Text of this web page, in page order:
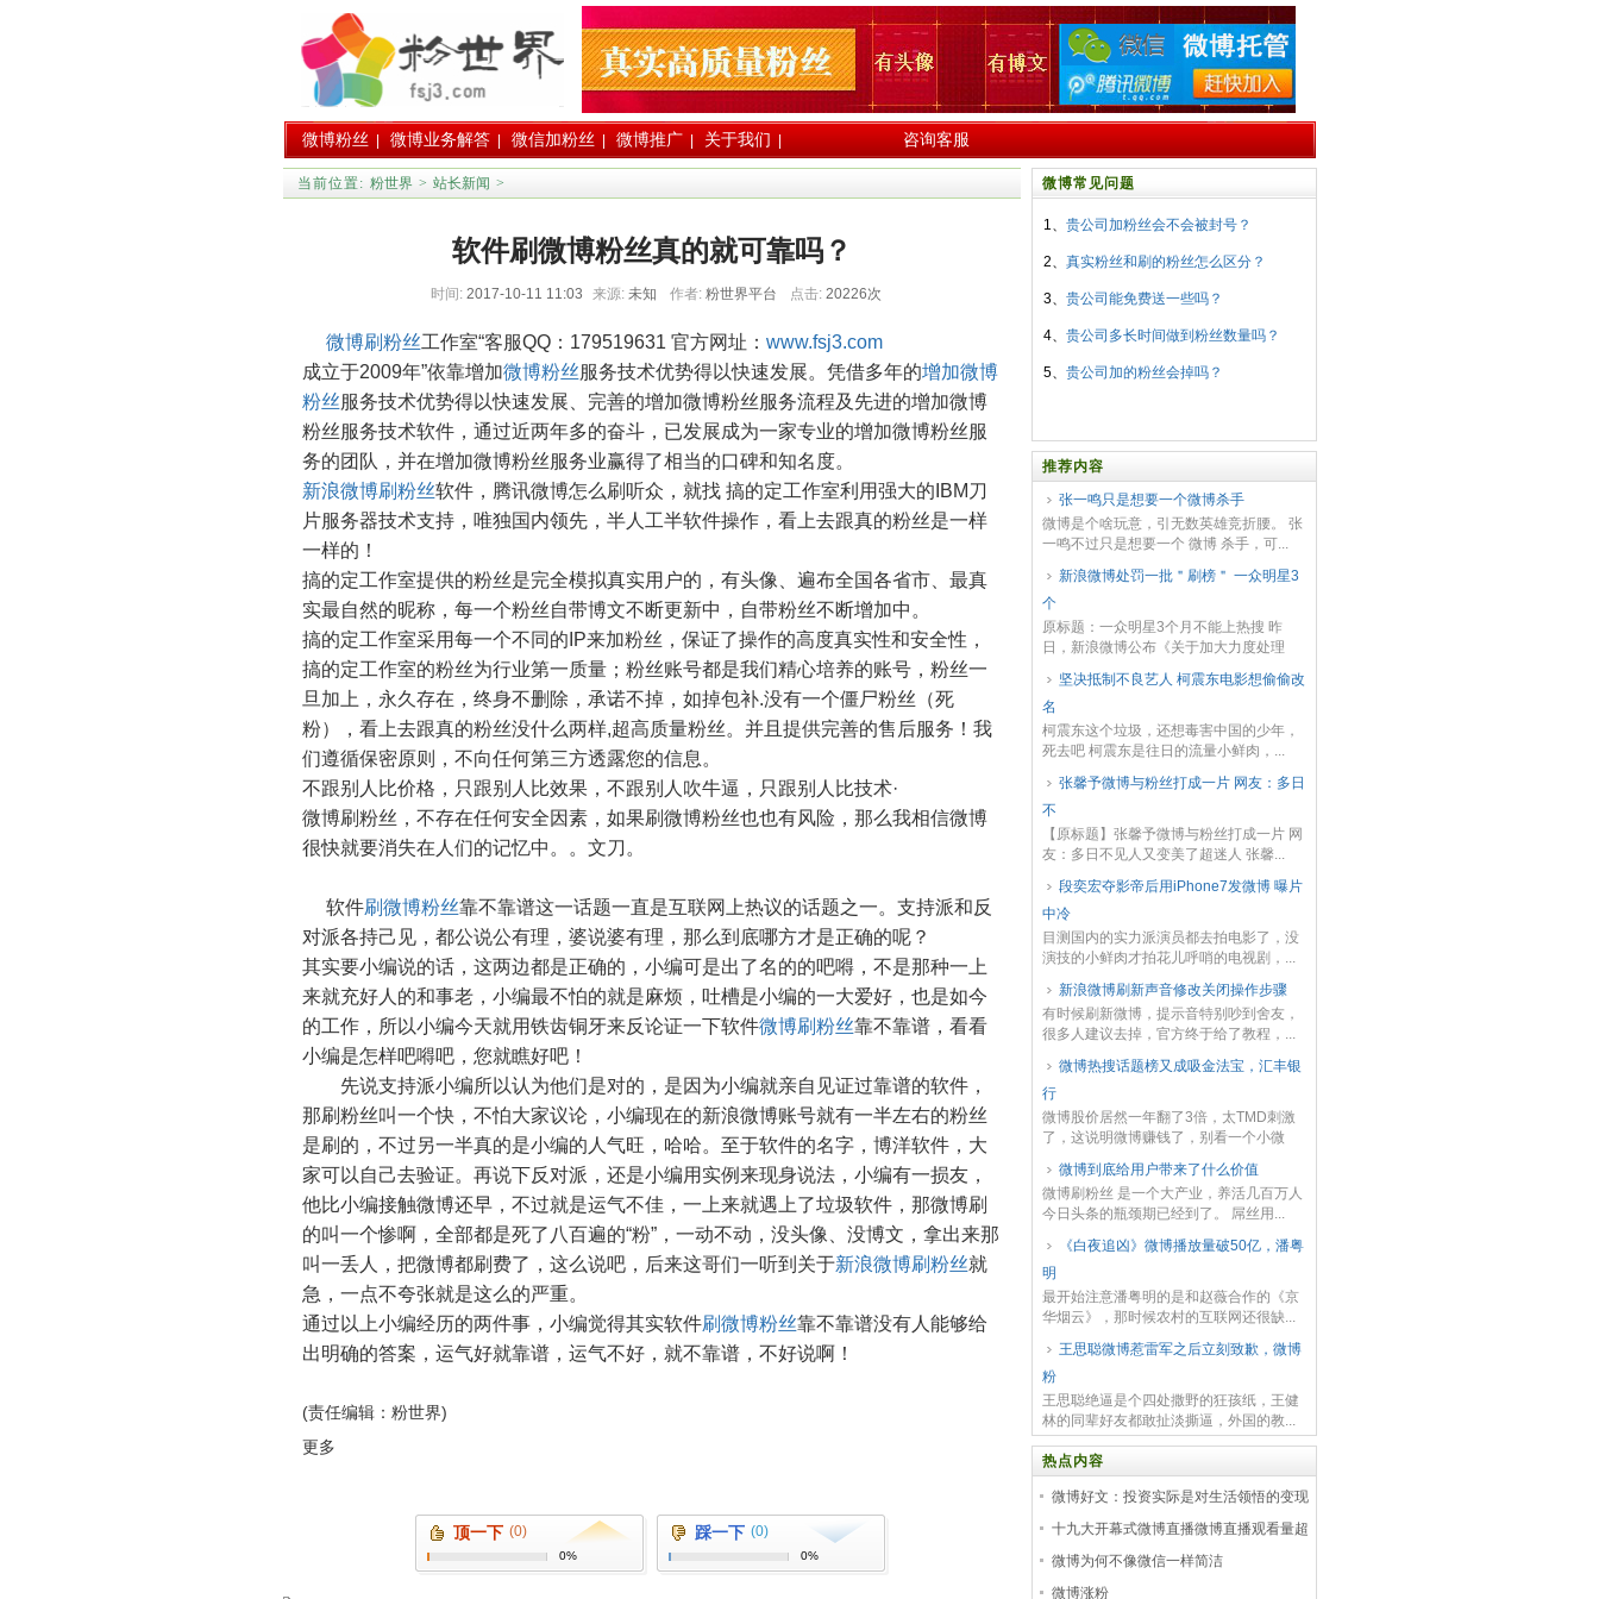
微博粉丝 微博业务解答 微信加粉丝 微博推广| 关于我们 咨询客服
当前位置: 粉世界 > 站长新闻 >
软件刷微博粉丝真的就可靠吗？
时间: 2017-10-11 11:03 来源: 未知 作者: 粉世界平台 点击: 20226次
微博刷粉丝工作室“客服QQ：179519631 官方网址： www.fsj3.com
成立于2009年”依靠增加微博粉丝服务技术优势得以快速发展。凭借多年的增加微博
粉丝服务技术优势得以快速发展、完善的增加微博粉丝服务流程及先进的增加微博
粉丝服务技术软件，通过近两年多的奋斗，已发展成为一家专业的增加微博粉丝服
务的团队，并在增加微博粉丝服务业赢得了相当的口碑和知名度。
新浪微博刷粉丝软件，腾讯微博怎么刷听众，就找 搞的定工作室利用强大的IBM刀
片服务器技术支持，唯独国内领先，半人工半软件操作，看上去跟真的粉丝是一样
一样的！
搞的定工作室提供的粉丝是完全模拟真实用户的，有头像、遍布全国各省市、最真
实最自然的昵称，每一个粉丝自带博文不断更新中，自带粉丝不断增加中。
搞的定工作室采用每一个不同的IP来加粉丝，保证了操作的高度真实性和安全性，
搞的定工作室的粉丝为行业第一质量；粉丝账号都是我们精心培养的账号，粉丝一
旦加上，永久存在，终身不删除，承诺不掉，如掉包补.没有一个僵尸粉丝（死
粉），看上去跟真的粉丝没什么两样,超高质量粉丝。并且提供完善的售后服务！我
们遵循保密原则，不向任何第三方透露您的信息。
不跟别人比价格，只跟别人比效果，不跟别人吹牛逼，只跟别人比技术·
微博刷粉丝，不存在任何安全因素，如果刷微博粉丝也也有风险，那么我相信微博
很快就要消失在人们的记忆中。。文刀。
软件刷微博粉丝靠不靠谱这一话题一直是互联网上热议的话题之一。支持派和反
对派各持己见，都公说公有理，婆说婆有理，那么到底哪方才是正确的呢？
其实要小编说的话，这两边都是正确的，小编可是出了名的的吧嘚，不是那种一上
来就充好人的和事老，小编最不怕的就是麻烦，吐槽是小编的一大爱好，也是如今
的工作，所以小编今天就用铁齿铜牙来反论证一下软件微博刷粉丝靠不靠谱，看看
小编是怎样吧嘚吧，您就瞧好吧！
先说支持派小编所以认为他们是对的，是因为小编就亲自见证过靠谱的软件，
那刷粉丝叫一个快，不怕大家议论，小编现在的新浪微博账号就有一半左右的粉丝
是刷的，不过另一半真的是小编的人气旺，哈哈。至于软件的名字，博洋软件，大
家可以自己去验证。再说下反对派，还是小编用实例来现身说法，小编有一损友，
他比小编接触微博还早，不过就是运气不佳，一上来就遇上了垃圾软件，那微博刷
的叫一个惨啊，全部都是死了八百遍的“粉”，一动不动，没头像、没博文，拿出来那
叫一丢人，把微博都刷费了，这么说吧，后来这哥们一听到关于新浪微博刷粉丝就
急，一点不夸张就是这么的严重。
通过以上小编经历的两件事，小编觉得其实软件刷微博粉丝靠不靠谱没有人能够给
出明确的答案，运气好就靠谱，运气不好，就不靠谱，不好说啊！
(责任编辑：粉世界)
更多
顶一下 (0)
0%
踩一下 (0)
0%
微博常见问题
1、 贵公司加粉丝会不会被封号？
2、 真实粉丝和刷的粉丝怎么区分？
3、 贵公司能免费送一些吗？
4、 贵公司多长时间做到粉丝数量吗？
5、 贵公司加的粉丝会掉吗？
推荐内容
张一鸣只是想要一个微博杀手
微博是个啥玩意，引无数英雄竞折腰。 张
一鸣不过只是想要一个 微博 杀手，可...
新浪微博处罚一批＂刷榜＂ 一众明星3
个
原标题：一众明星3个月不能上热搜 昨
日，新浪微博公布《关于加大力度处理
坚决抵制不良艺人 柯震东电影想偷偷改
名
柯震东这个垃圾，还想毒害中国的少年，
死去吧 柯震东是往日的流量小鲜肉，...
张馨予微博与粉丝打成一片 网友：多日
不
【原标题】张馨予微博与粉丝打成一片 网
友：多日不见人又变美了超迷人 张馨...
段奕宏夺影帝后用iPhone7发微博 曝片
中冷
目测国内的实力派演员都去拍电影了，没
演技的小鲜肉才拍花儿呼哨的电视剧，...
新浪微博刷新声音修改关闭操作步骤
有时候刷新微博，提示音特别吵到舍友，
很多人建议去掉，官方终于给了教程，...
微博热搜话题榜又成吸金法宝，汇丰银
行
微博股价居然一年翻了3倍，太TMD刺激
了，这说明微博赚钱了，别看一个小微
微博到底给用户带来了什么价值
微博刷粉丝 是一个大产业，养活几百万人
今日头条的瓶颈期已经到了。 屌丝用...
《白夜追凶》微博播放量破50亿，潘粤
明
最开始注意潘粤明的是和赵薇合作的《京
华烟云》，那时候农村的互联网还很缺...
王思聪微博惹雷军之后立刻致歉，微博
粉
王思聪绝逼是个四处撒野的狂孩纸，王健
林的同辈好友都敢扯淡撕逼，外国的教...
热点内容
微博好文：投资实际是对生活领悟的变现
十九大开幕式微博直播微博直播观看量超
微博为何不像微信一样简洁
​​​​微博涨粉